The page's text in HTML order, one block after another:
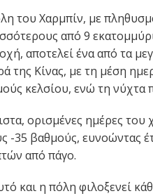
του Χαρμπίν, με
από 9
αποτελεί ένα από τα
της Κίνας, με τη μέση
κελσίου, ενώ τη νύχτα
ορισμένες ημέρες
-35 βαθμούς, ευνοώντας
από πάγο.
και η πόλη φιλοξενεί